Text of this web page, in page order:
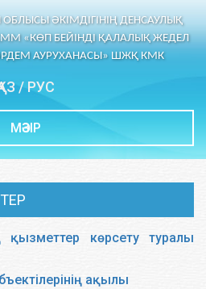
ОБЛЫСЫ ӘКІМДІГІНІҢ ДЕНСАУЛЫҚ
«КӨП БЕЙІНДІ ҚАЛАЛЫҚ ЖЕДЕЛ
АУРУХАНАСЫ» ШЖҚ КМК
/ РУС
МӘЗІР
көрсету туралы
ақылы